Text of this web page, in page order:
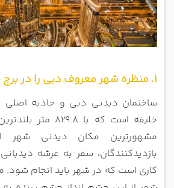
1. منظره شهر معروف دبی را در برج خلیفه ببینید
ساختمان دیدنی دبی و جاذبه
خلیفه است که با
مشهورترین مکان دیدنی شهر
کاری است که در شهر باید انجام شود.